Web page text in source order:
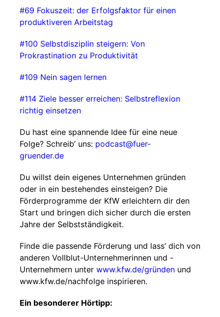
⁠⁠#69 Fokuszeit: der Erfolgsfaktor für einen
produktiveren Arbeitstag⁠⁠
⁠⁠#100 Selbstdisziplin steigern: Von
Prokrastination zu Produktivität⁠⁠
⁠#109 Nein sagen lernen⁠
#114 Ziele besser erreichen: Selbstreflexion
richtig einsetzen
Du hast eine spannende Idee für eine neue
Folge? Schreib’ uns: ⁠⁠⁠podcast@fuer-
gruender.de⁠
Du willst dein eigenes Unternehmen gründen
oder in ein bestehendes einsteigen? Die
Förderprogramme der KfW erleichtern dir den
Start und bringen dich sicher durch die ersten
Jahre der Selbstständigkeit.
Finde die passende Förderung und lass’ dich von
anderen Vollblut-Unternehmerinnen und -
Unternehmern unter ⁠⁠⁠www.kfw.de/gründen⁠⁠⁠ und
⁠⁠www.kfw.de/nachfolge⁠⁠ inspirieren.
Ein besonderer Hörtipp: